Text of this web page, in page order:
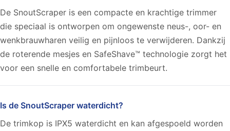
De SnoutScraper is een compacte en krachtige trimmer
die speciaal is ontworpen om ongewenste neus-, oor- en
wenkbrauwharen veilig en pijnloos te verwijderen. Dankzij
de roterende mesjes en SafeShave™ technologie zorgt het
voor een snelle en comfortabele trimbeurt.
Is de SnoutScraper waterdicht?
De trimkop is IPX5 waterdicht en kan afgespoeld worden